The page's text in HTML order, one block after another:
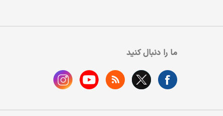
ما را دنبال کنید